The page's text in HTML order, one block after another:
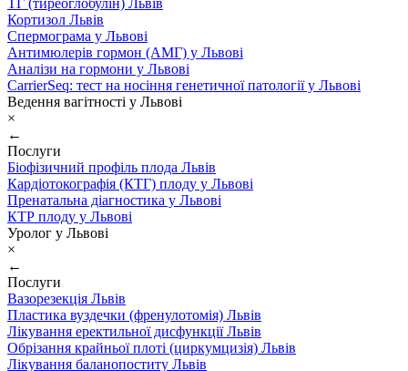
ТГ (тиреоглобулін) Львів
Кортизол Львів
Спермограма у Львові
Антимюлерів гормон (АМГ) у Львові
Аналізи на гормони у Львові
CarrierSeq: тест на носіння генетичної патології у Львові
Ведення вагітності у Львові
×
←
Послуги
Біофізичний профіль плода Львів
Кардіотокографія (КТГ) плоду у Львові
Пренатальна діагностика у Львові
КТР плоду у Львові
Уролог у Львові
×
←
Послуги
Вазорезекція Львів
Пластика вуздечки (френулотомія) Львів
Лікування еректильної дисфункції Львів
Обрізання крайньої плоті (циркумцизія) Львів
Лікування баланопоститу Львів